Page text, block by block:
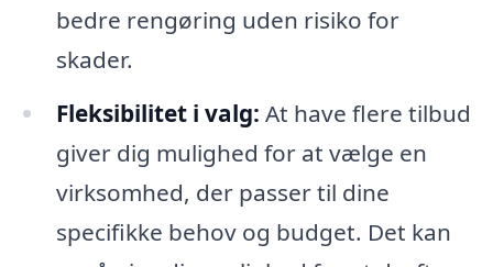
bedre rengøring uden risiko for
skader.
Fleksibilitet i valg: At have flere tilbud
giver dig mulighed for at vælge en
virksomhed, der passer til dine
specifikke behov og budget. Det kan